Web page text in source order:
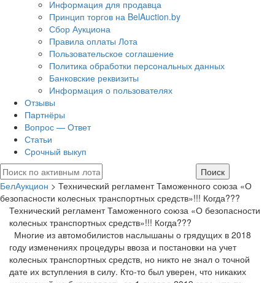
Информация для продавца
Принцип торгов на BelAuction.by
Сбор Аукциона
Правила оплаты Лота
Пользовательское соглашение
Политика обработки персональных данных
Банковские реквизиты
Информация о пользователях
Отзывы
Партнёры
Вопрос — Ответ
Статьи
Срочный выкуп
БелАукцион > Технический регламент Таможенного союза «О
безопасности колесных транспортных средств»!!! Когда???
Технический регламент Таможенного союза «О безопасности
колесных транспортных средств»!!! Когда???
Многие из автомобилистов наслышаны о грядущих в 2018
году изменениях процедуры ввоза и постановки на учет
колесных транспортных средств, но никто не знал о точной
дате их вступления в силу. Кто-то был уверен, что никаких